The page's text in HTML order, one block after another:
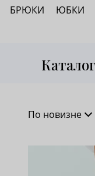
БРЮКИ ЮБКИ
По новизне
По